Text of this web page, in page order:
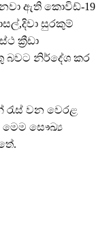
ඇති කොවිඩ්-19
සුරකුම්
ක්‍රීඩා
බවට නිර්දේශ කර
වන වෙරළ
මෙම සෞඛ්‍ය